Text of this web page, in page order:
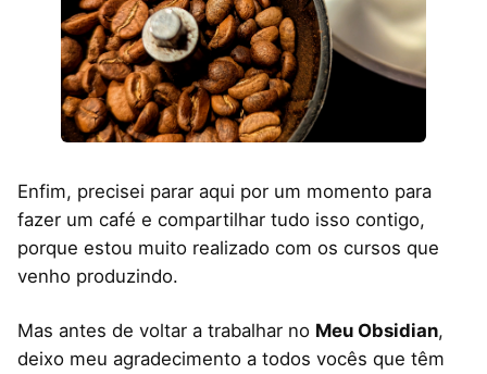
Enfim, precisei parar aqui por um momento para
fazer um café e compartilhar tudo isso contigo,
porque estou muito realizado com os cursos que
venho produzindo.
Mas antes de voltar a trabalhar no Meu Obsidian,
deixo meu agradecimento a todos vocês que têm